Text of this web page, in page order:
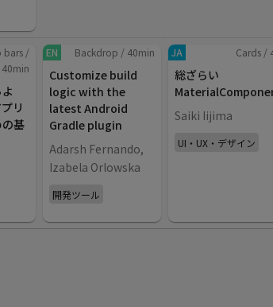
bars /
40min
リ
基
EN Backdrop / 40min
Customize build
logic with the
latest Android
Gradle plugin
Adarsh Fernando,
Izabela Orlowska
開発ツール
JA Cards /
総ざらい
Saiki Iijima
UI・UX・デザイン